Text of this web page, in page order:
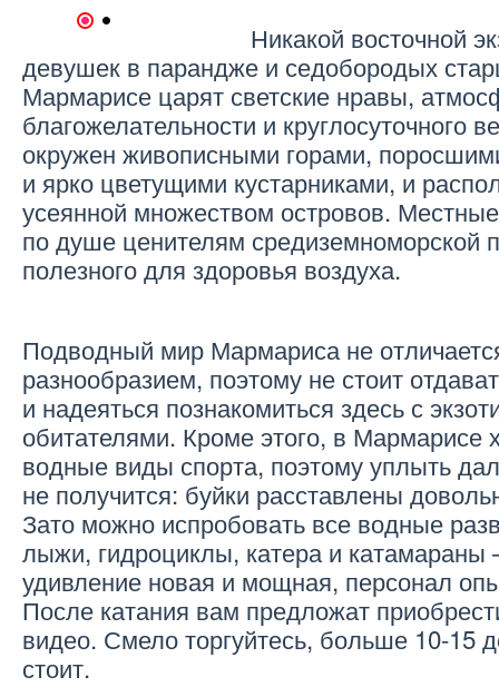
Никакой восточной
девушек в парандже и седобородых
Мармарисе царят светские нравы,
благожелательности и круглосуточного
окружен живописными горами,
и ярко цветущими кустарниками, и
усеянной множеством островов.
по душе ценителям средиземноморской
полезного для здоровья воздуха.
Подводный мир Мармариса не
разнообразием, поэтому не стоит
и надеяться познакомиться здесь с
обитателями. Кроме этого, в Мармарисе
водные виды спорта, поэтому уплыть
не получится: буйки расставлены
Зато можно испробовать все водные
лыжи, гидроциклы, катера и катамараны
удивление новая и мощная, персонал
После катания вам предложат
видео. Смело торгуйтесь, больше 10-15
стоит.